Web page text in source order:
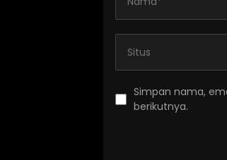
Simpan nama,
berikutnya.